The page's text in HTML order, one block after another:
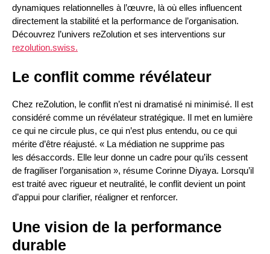
dynamiques relationnelles à l’œuvre, là où elles influencent
directement la stabilité et la performance de l’organisation.
Découvrez l’univers reZolution et ses interventions sur
rezolution.swiss.
Le conflit comme révélateur
Chez reZolution, le conflit n’est ni dramatisé ni minimisé. Il est
considéré comme un révélateur stratégique. Il met en lumière
ce qui ne circule plus, ce qui n’est plus entendu, ou ce qui
mérite d’être réajusté. « La médiation ne supprime pas
les désaccords. Elle leur donne un cadre pour qu’ils cessent
de fragiliser l’organisation », résume Corinne Diyaya. Lorsqu’il
est traité avec rigueur et neutralité, le conflit devient un point
d’appui pour clarifier, réaligner et renforcer.
Une vision de la performance
durable